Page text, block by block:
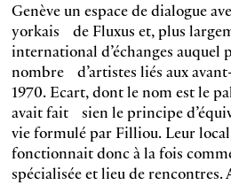
Genève un espace de dialogue
yorkais de Fluxus et, plus
international d’échanges
nombre d’artistes liés aux
1970. Ecart, dont le nom est le
avait fait sien le principe
vie formulé par Filliou. Leur
fonctionnait donc à la fois
spécialisée et lieu de rencontres.